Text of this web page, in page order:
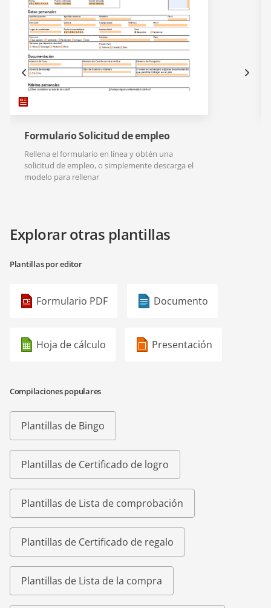
Formulario Solicitud de empleo
Rellena el formulario en línea y obtén una
solicitud de empleo, o simplemente descarga el
modelo para rellenar
Explorar otras plantillas
Plantillas por editor
Formulario PDF Documento
Hoja de cálculo Presentación
Compilaciones populares
Plantillas de Bingo
Plantillas de Certificado de logro
Plantillas de Lista de comprobación
Plantillas de Certificado de regalo
Plantillas de Lista de la compra